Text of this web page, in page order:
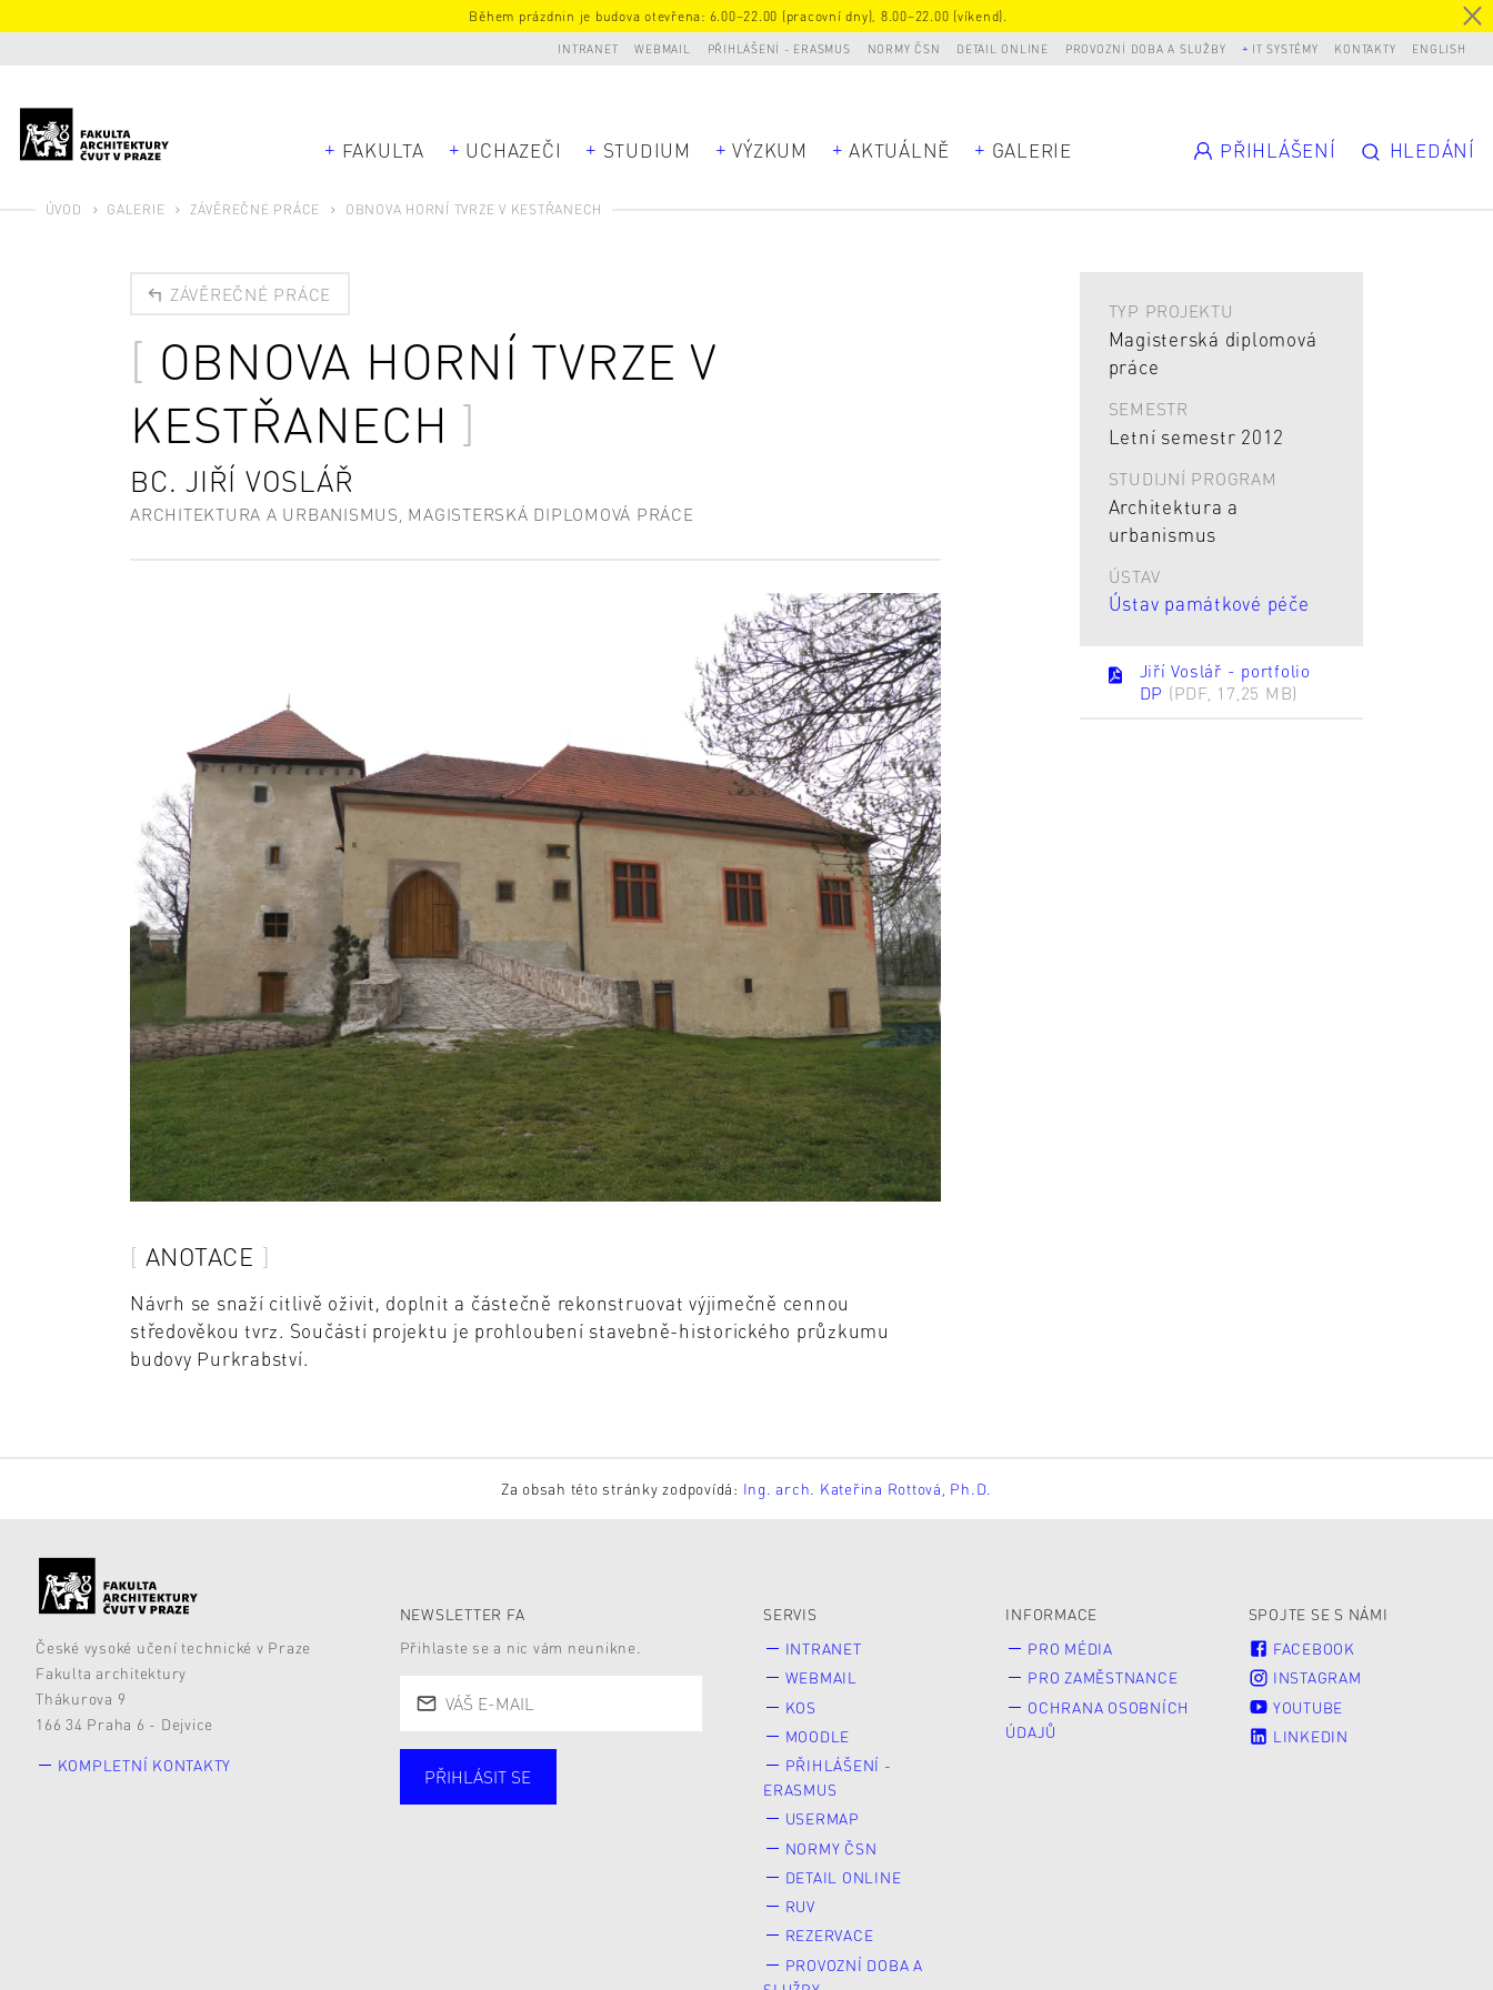
Během prázdnin je budova otevřena: 6.00–22.00 (pracovní dny), 8.00–22.00 (víkend).
INTRANET WEBMAIL PŘIHLÁŠENÍ - ERASMUS NORMY ČSN DETAIL ONLINE PROVOZNÍ DOBA A SLUŽBY IT SYSTÉMY KONTAKTY ENGLISH
FAKULTA UCHAZEČI STUDIUM VÝZKUM AKTUÁLNĚ GALERIE PŘIHLÁŠENÍ HLEDÁNÍ
ÚVOD GALERIE ZÁVĚREČNÉ PRÁCE OBNOVA HORNÍ TVRZE V KESTŘANECH
ZÁVĚREČNÉ PRÁCE
OBNOVA HORNÍ TVRZE V
KESTŘANECH
BC. JIŘÍ VOSLÁŘ
ARCHITEKTURA A URBANISMUS, MAGISTERSKÁ DIPLOMOVÁ PRÁCE
ANOTACE
Návrh se snaží citlivě oživit, doplnit a částečně rekonstruovat výjimečně cennou
středověkou tvrz. Součástí projektu je prohloubení stavebně-historického průzkumu
budovy Purkrabství.
TYP PROJEKTU
Magisterská diplomová
práce
SEMESTR
Letní semestr 2012
STUDIJNÍ PROGRAM
Architektura a
urbanismus
ÚSTAV
Ústav památkové péče
Jiří Voslář - portfolio
DP (PDF, 17,25 MB)
Za obsah této stránky zodpovídá: Ing. arch. Kateřina Rottová, Ph.D.
České vysoké učení technické v Praze
Fakulta architektury
Thákurova 9
166 34 Praha 6 - Dejvice
KOMPLETNÍ KONTAKTY
NEWSLETTER FA
Přihlaste se a nic vám neunikne.
Studující
PŘIHLÁSIT SE
SERVIS
INTRANET
WEBMAIL
KOS
MOODLE
PŘIHLÁŠENÍ -
ERASMUS
USERMAP
NORMY ČSN
DETAIL ONLINE
RUV
REZERVACE
PROVOZNÍ DOBA A
INFORMACE
PRO MÉDIA
PRO ZAMĚSTNANCE
OCHRANA OSOBNÍCH
ÚDAJŮ
SPOJTE SE S NÁMI
FACEBOOK
INSTAGRAM
YOUTUBE
LINKEDIN